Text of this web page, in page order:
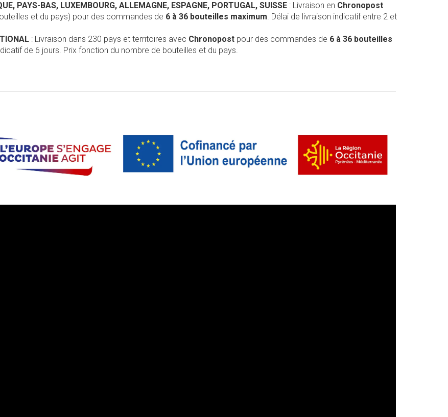
PAYS-BAS, LUXEMBOURG, ALLEMAGNE, ESPAGNE, PORTUGAL, SUISSE : Livraison en Chronopost
et du pays) pour des commandes de 6 à 36 bouteilles maximum. Délai de livraison indicatif entre 2 et
: Livraison dans 230 pays et territoires avec Chronopost pour des commandes de 6 à 36 bouteilles
de 6 jours. Prix fonction du nombre de bouteilles et du pays.